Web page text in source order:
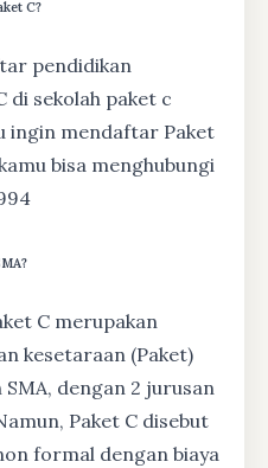
C?
pendidikan
di sekolah paket c
ingin mendaftar Paket
bisa menghubungi
C merupakan
kesetaraan (Paket)
dengan 2 jurusan
Paket C disebut
formal dengan biaya